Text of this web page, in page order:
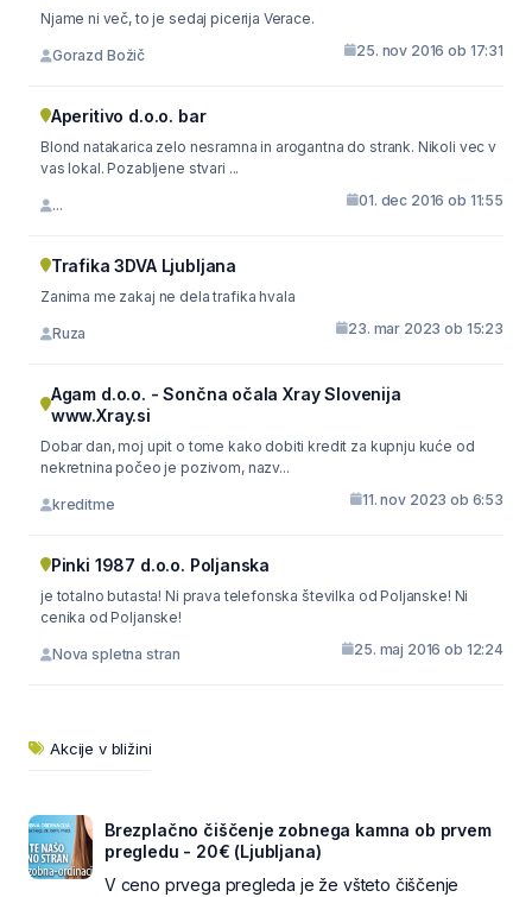
Njame ni več, to je sedaj picerija Verace.
Gorazd Božič 25. nov 2016 ob 17:31
Aperitivo d.o.o. bar
Blond natakarica zelo nesramna in arogantna do strank. Nikoli vec v
vas lokal. Pozabljene stvari ...
... 01. dec 2016 ob 11:55
Trafika 3DVA Ljubljana
Zanima me zakaj ne dela trafika hvala
Ruza 23. mar 2023 ob 15:23
Agam d.o.o. - Sončna očala Xray Slovenija
www.Xray.si
Dobar dan, moj upit o tome kako dobiti kredit za kupnju kuće od
nekretnina počeo je pozivom, nazv...
kreditme 11. nov 2023 ob 6:53
Pinki 1987 d.o.o. Poljanska
je totalno butasta! Ni prava telefonska številka od Poljanske! Ni
cenika od Poljanske!
Nova spletna stran 25. maj 2016 ob 12:24
Akcije v bližini
Brezplačno čiščenje zobnega kamna ob prvem
pregledu - 20€ (Ljubljana)
V ceno prvega pregleda je že všteto čiščenje